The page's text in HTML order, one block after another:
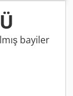
bayiler